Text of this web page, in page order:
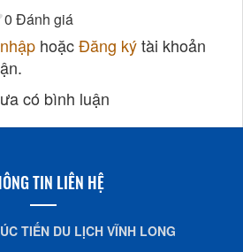
0 Đánh giá
hoặcĐăng kýtài khoản
có bình luận
TIN LIÊN HỆ
TIẾN DU LỊCH VĨNH LONG